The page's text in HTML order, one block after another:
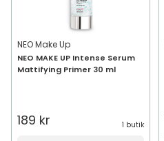
NEO Make Up
NEO MAKE UP Intense Serum
Mattifying Primer 30 ml
189 kr 1 butik